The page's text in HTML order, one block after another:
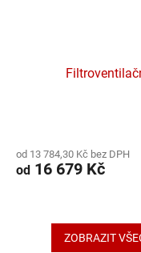
produktu
je
hvězdiček.
od 13 784,30 Kč bez DPH
od 16 679 Kč
ZOBRAZIT